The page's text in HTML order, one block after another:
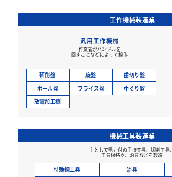
工作機械製造業
汎用工作機械
作業者がハンドルを
回すことなどによって操作
研削盤 旋盤
歯切り盤
ボール盤
フライス盤
中ぐり盤
放電加工機
機械工具製造業
主として動力付の手持工具、切削工具、
工具保持器、治具などを製造
特殊鋼工具 治具